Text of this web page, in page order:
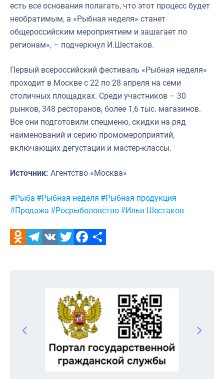
есть все основания полагать, что этот процесс будет
необратимым, а «Рыбная неделя» станет
общероссийским мероприятием и зашагает по
регионам», – подчеркнул И.Шестаков.
Первый всероссийский фестиваль «Рыбная неделя»
проходит в Москве с 22 по 28 апреля на семи
столичных площадках. Среди участников – 30
рынков, 348 ресторанов, более 1,6 тыс. магазинов.
Все они подготовили спецменю, скидки на ряд
наименований и серию промомероприятий,
включающих дегустации и мастер-классы.
Источник: Агентство «Москва»
Метки:
#Рыба #Рыбная неделя #Рыбная продукция
#Продажа #Росрыболовство #Илья Шестаков